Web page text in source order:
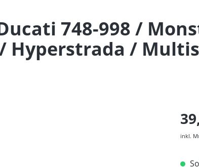
748-998 /
Hyperstrada /
inkl.